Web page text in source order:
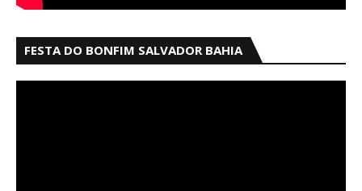
FESTA DO BONFIM SALVADOR BAHIA